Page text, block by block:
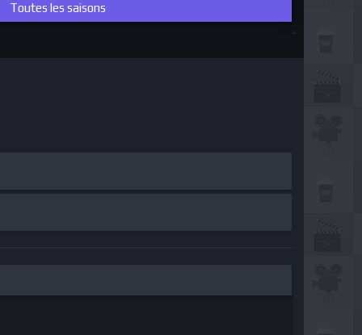
Toutes les saisons